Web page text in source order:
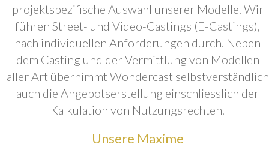
projektspezifische Auswahl unserer Modelle. Wir
führen Street- und Video-Castings (E-Castings),
nach individuellen Anforderungen durch. Neben
dem Casting und der Vermittlung von Modellen
aller Art übernimmt Wondercast selbstverständlich
auch die Angebotserstellung einschliesslich der
Kalkulation von Nutzungsrechten.
Unsere Maxime